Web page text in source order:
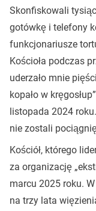
Skonfiskowali
gotówkę i telefony
funkcjonariusze
Kościoła podczas
uderzało mnie
kopało w
listopada 2024
nie zostali
Kościół, którego
za organizację
marcu 2025 roku.
na trzy lata